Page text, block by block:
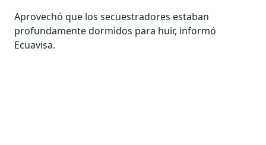
Aprovechó que los secuestradores estaban
profundamente dormidos para huir, informó
Ecuavisa.